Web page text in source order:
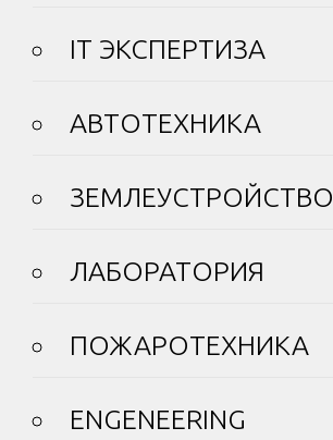
IT ЭКСПЕРТИЗА
АВТОТЕХНИКА
ЗЕМЛЕУСТРОЙСТВО
ЛАБОРАТОРИЯ
ПОЖАРОТЕХНИКА
ENGENEERING